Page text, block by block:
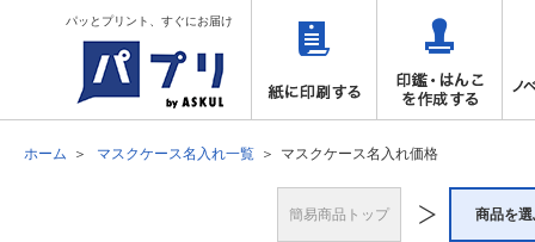
パッとプリント、すぐにお届け
ホーム マスクケース名入れ一覧 マスクケース名入れ価格
簡易商品トップ 商品を